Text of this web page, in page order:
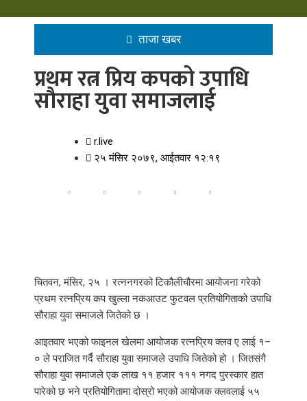
ताजा खबर
प्रथम रत्न प्रिय कपको उपाधि
सौराहा युवा समाजलाई
r.live
२५ मंसिर २०७९, आईतवार १२:१९
चितवन, मंसिर, २५ । रत्ननगरको टिकौलीचौरमा आयोजना गरेको
प्रथम रत्नप्रिय कप खुल्ला नकआउट फुटवल प्रतियोगिताको उपाधि
सौराहा युवा समाजले जितेको छ ।
आइतवार भएको फाइनल खेलमा आयोजक रत्नप्रिय क्लव ए लाई १–
० ले पराजित गर्दै सौराहा युवा समाजले उपाधि जितेको हो । जितसंगै
सौराहा युवा समाजले एक लाख ११ हजार १११ नगद पुरस्कार हात
पारेको छ भने प्रतियोगितामा दोस्रो भएको आयोजक क्लवलाई ५५